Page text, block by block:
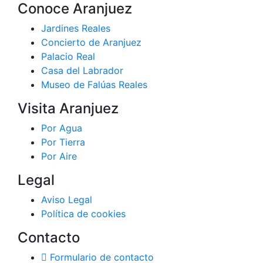
Conoce Aranjuez
Jardines Reales
Concierto de Aranjuez
Palacio Real
Casa del Labrador
Museo de Falúas Reales
Visita Aranjuez
Por Agua
Por Tierra
Por Aire
Legal
Aviso Legal
Política de cookies
Contacto
Formulario de contacto